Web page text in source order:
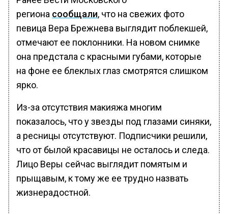
региона сообщали, что на свежих фото
певица Вера Брежнева выглядит поблекшей,
отмечают ее поклонники. На новом снимке
она предстала с красными губами, которые
на фоне ее блеклых глаз смотрятся слишком
ярко.
Из-за отсутствия макияжа многим
показалось, что у звезды под глазами синяки,
а ресницы отсутствуют. Подписчики решили,
что от былой красавицы не осталось и следа.
Лицо Веры сейчас выглядит помятым и
прыщавым, к тому же ее трудно назвать
жизнерадостной.